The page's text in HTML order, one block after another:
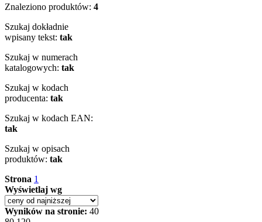
Znaleziono produktów: 4
Szukaj dokładnie
wpisany tekst: tak
Szukaj w numerach
katalogowych: tak
Szukaj w kodach
producenta: tak
Szukaj w kodach EAN:
tak
Szukaj w opisach
produktów: tak
Strona 1
Wyświetlaj wg
Wyników na stronie: 40